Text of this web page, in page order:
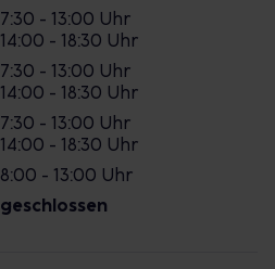
7:30 - 13:00 Uhr
14:00 - 18:30 Uhr
7:30 - 13:00 Uhr
14:00 - 18:30 Uhr
7:30 - 13:00 Uhr
14:00 - 18:30 Uhr
8:00 - 13:00 Uhr
geschlossen